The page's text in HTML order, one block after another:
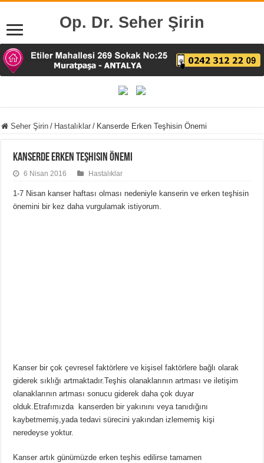
Op. Dr. Seher Şirin
Seher Şirin / Hastalıklar / Kanserde Erken Teşhisin Önemi
Kanserde Erken Teşhisin Önemi
6 Nisan 2016 Hastalıklar
1-7 Nisan kanser haftası olması nedeniyle kanserin ve erken teşhisin
önemini bir kez daha vurgulamak istiyorum.
Kanser bir çok çevresel faktörlere ve kişisel faktörlere bağlı olarak
giderek sıklığı artmaktadır.Teşhis olanaklarının artması ve iletişim
olanaklarının artması sonucu giderek daha çok duyar
olduk.Etrafımızda kanserden bir yakınını veya tanıdığını
kaybetmemiş,yada tedavi sürecini yakından izlememiş kişi
neredeyse yoktur.
Kanser artık günümüzde erken teşhis edilirse tamamen